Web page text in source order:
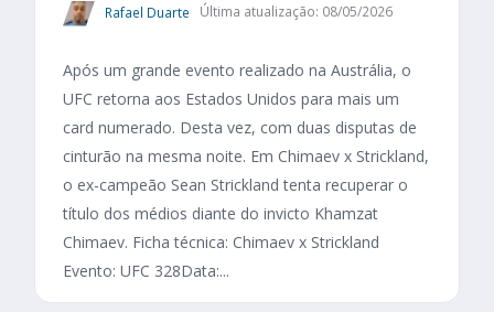
Rafael Duarte Última atualização: 08/05/2026
Após um grande evento realizado na Austrália, o
UFC retorna aos Estados Unidos para mais um
card numerado. Desta vez, com duas disputas de
cinturão na mesma noite. Em Chimaev x Strickland,
o ex-campeão Sean Strickland tenta recuperar o
título dos médios diante do invicto Khamzat
Chimaev. Ficha técnica: Chimaev x Strickland
Evento: UFC 328Data:...